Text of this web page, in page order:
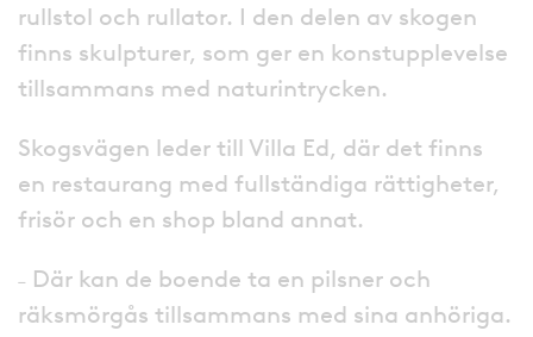
rullstol och rullator. I den delen av skogen
finns skulpturer, som ger en konstupplevelse
tillsammans med naturintrycken.
Skogsvägen leder till Villa Ed, där det finns
en restaurang med fullständiga rättigheter,
frisör och en shop bland annat.
˗ Där kan de boende ta en pilsner och
räksmörgås tillsammans med sina anhöriga.